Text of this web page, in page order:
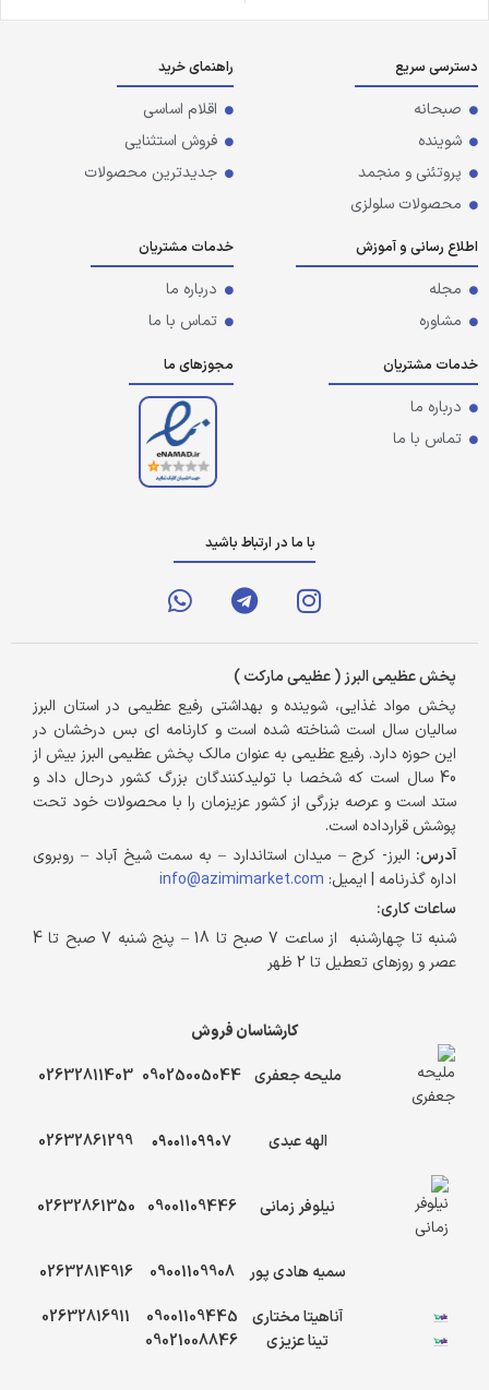
دسترسی سریع
صبحانه
شوینده
پروتئنی و منجمد
محصولات سلولزی
راهنمای خرید
اقلام اساسی
فروش استثنایی
جدیدترین محصولات
اطلاع رسانی و آموزش
مجله
مشاوره
خدمات مشتریان
درباره ما
تماس با ما
خدمات مشتریان
درباره ما
تماس با ما
مجوزهای ما
با ما در ارتباط باشید
پخش عظیمی البرز ( عظیمی مارکت )
پخش مواد غذایی، شوینده و بهداشتی رفیع عظیمی در استان البرز
سالیان سال است شناخته شده است و کارنامه ای بس درخشان در
این حوزه دارد. رفیع عظیمی به عنوان مالک پخش عظیمی البرز بیش از
40 سال است که شخصا با تولیدکنندگان بزرگ کشور درحال داد و
ستد است و عرصه بزرگی از کشور عزیزمان را با محصولات خود تحت
پوشش قرارداده است.
آدرس: البرز- کرج – میدان استاندارد – به سمت شیخ آباد – روبروی
اداره گذرنامه | ایمیل: info@azimimarket.com
ساعات کاری:
شنبه تا چهارشنبه از ساعت 7 صبح تا 18 – پنج شنبه 7 صبح تا 4
عصر و روزهای تعطیل تا 2 ظهر
کارشناسان فروش
ملیحه جعفری 09025005044
02632811403
الهه عبدی ۰۹۰۰۱۱۰۹۹۰۷ 02632861299
نیلوفر زمانی 09001109446
02632861350
سمیه هادی پور 09001109908
02632814916
آناهیتا مختاری
09001109445
02632816911
تینا عزیزی
09021008846